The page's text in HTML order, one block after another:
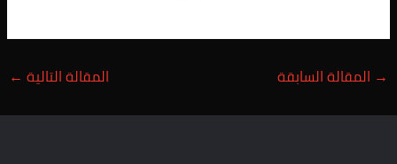
→ المقالة السابقة المقالة التالية ←